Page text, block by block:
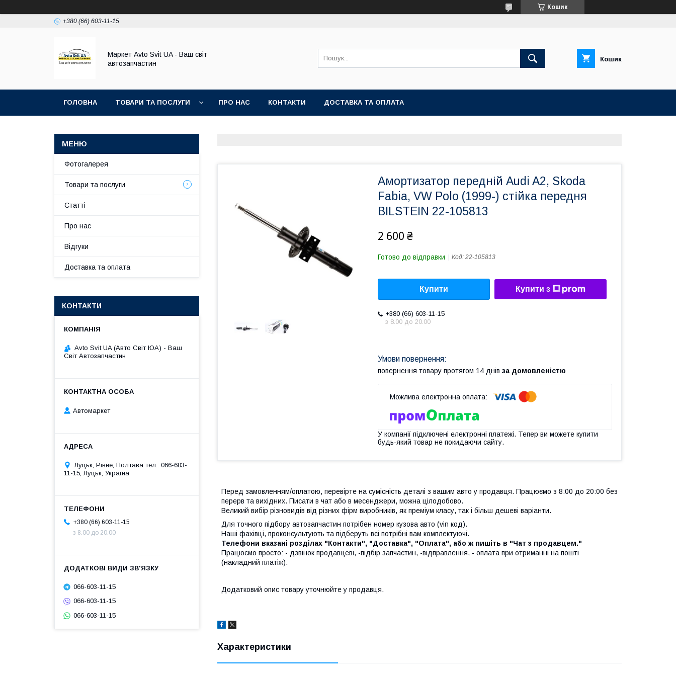
Кошик
+380 (66) 603-11-15
Маркет Avto Svit UA - Ваш світ
автозапчастин
Кошик
ГОЛОВНА ТОВАРИ ТА ПОСЛУГИ ПРО НАС КОНТАКТИ ДОСТАВКА ТА ОПЛАТА
Амортизатор передній Audi A2, Skoda
Fabia, VW Polo (1999-) стійка передня
BILSTEIN 22-105813
2 600 ₴
Готово до відправки Код: 22-105813
Купити Купити з
+380 (66) 603-11-15
з 8.00 до 20.00
повернення товару протягом 14 днів за домовленістю
У компанії підключені електронні платежі. Тепер ви можете купити
будь-який товар не покидаючи сайту.
Перед замовленням/оплатою, перевірте на сумісність деталі з вашим авто у продавця. Працюємо з 8:00 до 20:00 без
перерв та вихідних. Писати в чат або в месенджери, можна цілодобово.
Великий вибір різновидів від різних фірм виробників, як преміум класу, так і більш дешеві варіанти.
Для точного підбору автозапчастин потрібен номер кузова авто (vin код).
Наші фахівці, проконсультують та підберуть всі потрібні вам комплектуючі.
Телефони вказані розділах "Контакти", "Доставка", "Оплата", або ж пишіть в "Чат з продавцем."
Працюємо просто: - дзвінок продавцеві, -підбір запчастин, -відправлення, - оплата при отриманні на пошті
(накладний платіж).
Додатковий опис товару уточнюйте у продавця.
Характеристики
Фотогалерея
Товари та послуги
Статті
Про нас
Відгуки
Доставка та оплата
КОНТАКТИ
Avto Svit UA (Авто Світ ЮА) - Ваш
Світ Автозапчастин
Автомаркет
Луцьк, Рівне, Полтава тел.: 066-603-
11-15, Луцьк, Україна
+380 (66) 603-11-15
з 8.00 до 20.00
066-603-11-15
066-603-11-15
066-603-11-15